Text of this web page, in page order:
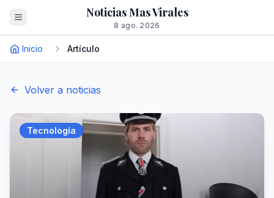
Noticias Mas Virales
8 ago. 2026
Inicio Artículo
Volver a noticias
Tecnología